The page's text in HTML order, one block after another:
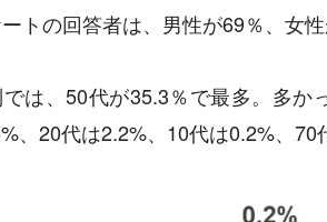
トの回答者は、男性が69％、女
は、50代が35.3％で最多。多か
、20代は2.2%、10代は0.2%、70